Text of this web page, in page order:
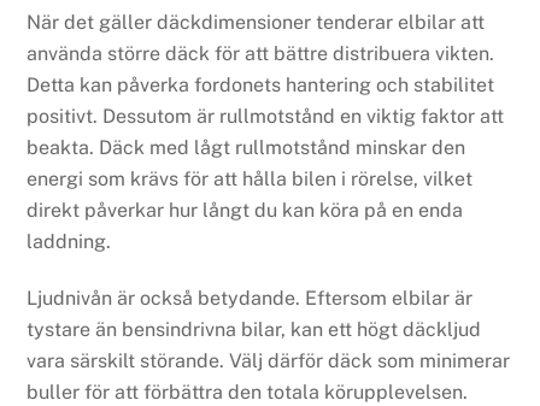
När det gäller däckdimensioner tenderar elbilar att
använda större däck för att bättre distribuera vikten.
Detta kan påverka fordonets hantering och stabilitet
positivt. Dessutom är rullmotstånd en viktig faktor att
beakta. Däck med lågt rullmotstånd minskar den
energi som krävs för att hålla bilen i rörelse, vilket
direkt påverkar hur långt du kan köra på en enda
laddning.
Ljudnivån är också betydande. Eftersom elbilar är
tystare än bensindrivna bilar, kan ett högt däckljud
vara särskilt störande. Välj därför däck som minimerar
buller för att förbättra den totala körupplevelsen.